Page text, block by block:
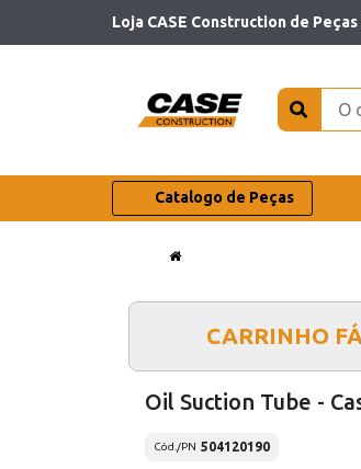
Loja CASE Construction de
Catalogo de Peças
CARRINHO
Oil Suction Tube -
Cód./PN 504120190